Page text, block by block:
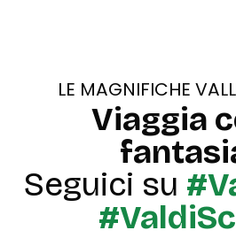
LE MAGNIFICHE
Viaggia
Seguici su